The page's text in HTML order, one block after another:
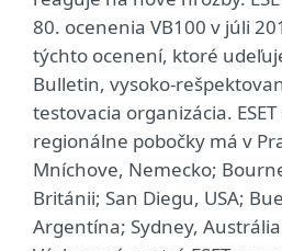
80. ocenenia VB100 v júli
týchto ocenení, ktoré
Bulletin, vysoko-
testovacia organizácia.
regionálne pobočky má v
Mníchove, Nemecko;
Británii; San Diegu, USA;
Argentína; Sydney,